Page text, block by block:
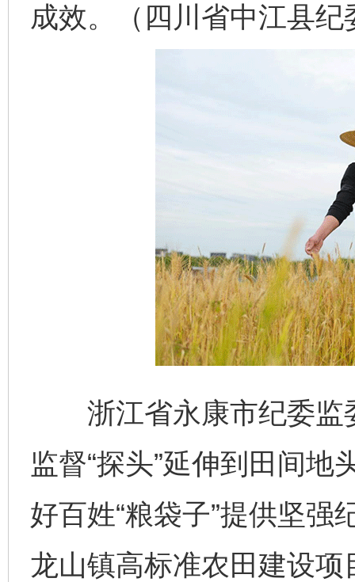
成效。（四川省中江县
浙江省永康市纪委监
监督“探头”延伸到田间
好百姓“粮袋子”提供坚
龙山镇高标准农田建设
完善运行机制助力责任有效落实 一纸欠